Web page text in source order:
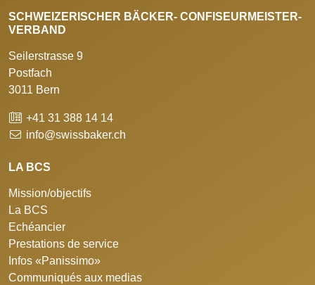
SCHWEIZERISCHER BÄCKER- CONFISEURMEISTER-
VERBAND
Seilerstrasse 9
Postfach
3011 Bern
+41 31 388 14 14
info@swissbaker.ch
LA BCS
Mission/objectifs
La BCS
Echéancier
Prestations de service
Infos «Panissimo»
Communiqués aux medias